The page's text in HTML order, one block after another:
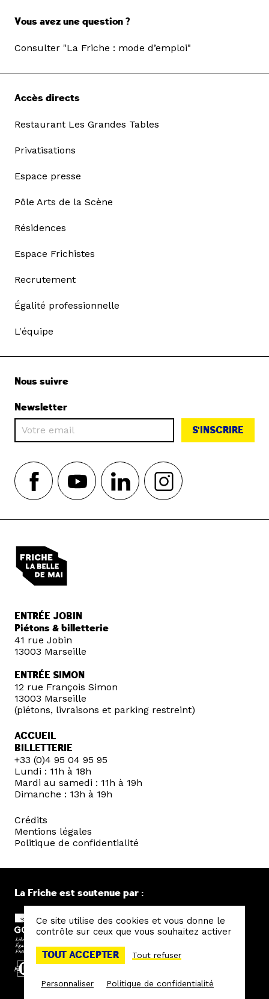
Vous avez une question ?
Consulter "La Friche : mode d’emploi"
Accès directs
Restaurant Les Grandes Tables
Privatisations
Espace presse
Pôle Arts de la Scène
Résidences
Espace Frichistes
Recrutement
Égalité professionnelle
L'équipe
Nous suivre
Newsletter
S'INSCRIRE
ENTRÉE JOBIN
Piétons & billetterie
41 rue Jobin
13003 Marseille
ENTRÉE SIMON
12 rue François Simon
13003 Marseille
(piétons, livraisons et parking restreint)
ACCUEIL
BILLETTERIE
+33 (0)4 95 04 95 95
Lundi : 11h à 18h
Mardi au samedi : 11h à 19h
Dimanche : 13h à 19h
Crédits
Mentions légales
Politique de confidentialité
La Friche est soutenue par :
Ce site utilise des cookies et vous donne le
contrôle sur ceux que vous souhaitez activer
TOUT ACCEPTER Tout refuser
Personnaliser Politique de confidentialité